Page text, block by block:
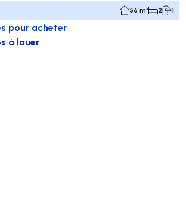
56 m² 2 1
pour acheter
à louer